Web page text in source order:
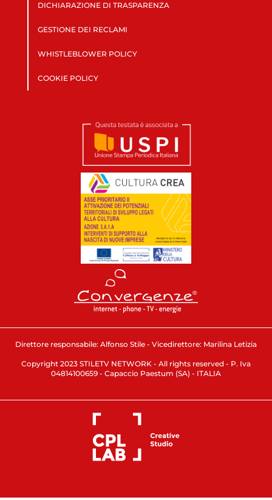
DICHIARAZIONE DI TRASPARENZA
GESTIONE DEI RECLAMI
WHISTLEBLOWER POLICY
COOKIE POLICY
Direttore responsabile: Alfonso Stile - Vicedirettore: Marilina Letizia
Copyright 2023 STILETV NETWORK - All rights reserved - P. Iva
04814100659 - Capaccio Paestum (SA) - ITALIA